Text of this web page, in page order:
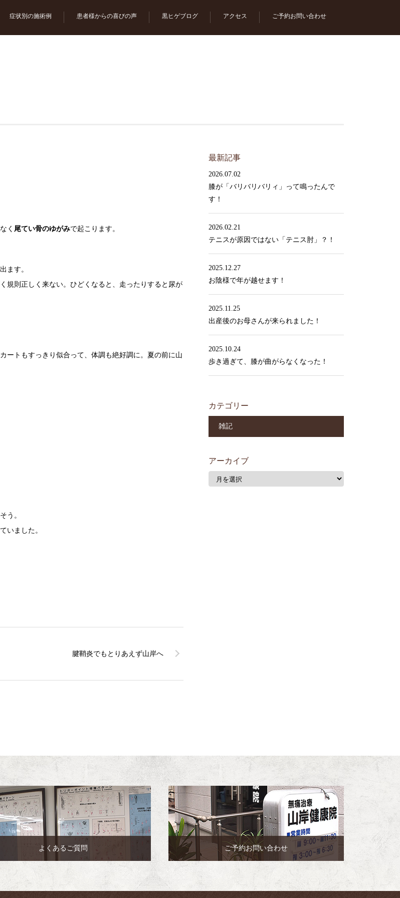
症状別の施術例 患者様からの喜びの声 黒ヒゲブログ アクセス ご予約お問い合わせ
く 尾てい骨のゆがみで起こります。
ます。
規則正しく来ない。ひどくなると、走ったりすると尿が
ートもすっきり似合って、体調も絶好調に。夏の前に山
う。
いました。
腱鞘炎でもとりあえず山岸へ
最新記事
2026.07.02
膝が「バリバリバリィ」って鳴ったんで
す！
2026.02.21
テニスが原因ではない「テニス肘」？！
2025.12.27
お陰様で年が越せます！
2025.11.25
出産後のお母さんが来られました！
2025.10.24
歩き過ぎて、膝が曲がらなくなった！
カテゴリー
雑記
アーカイブ
よくあるご質問 ご予約お問い合わせ